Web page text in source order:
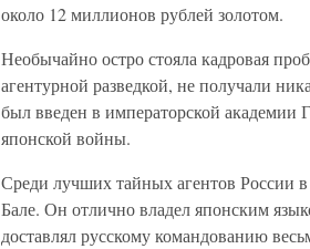
около 12 миллионов рублей золотом.
Необычайно остро стояла кадровая
агентурной разведкой, не получали
был введен в императорской академии
японской войны.
Среди лучших тайных агентов России
Бале. Он отлично владел японским
доставлял русскому командованию